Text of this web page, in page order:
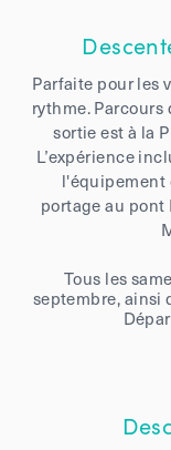
Parfaite pour les
rythme. Parcours
sortie est à la
L’expérience
l'équipement
portage au pont
Tous les
septembre, ainsi